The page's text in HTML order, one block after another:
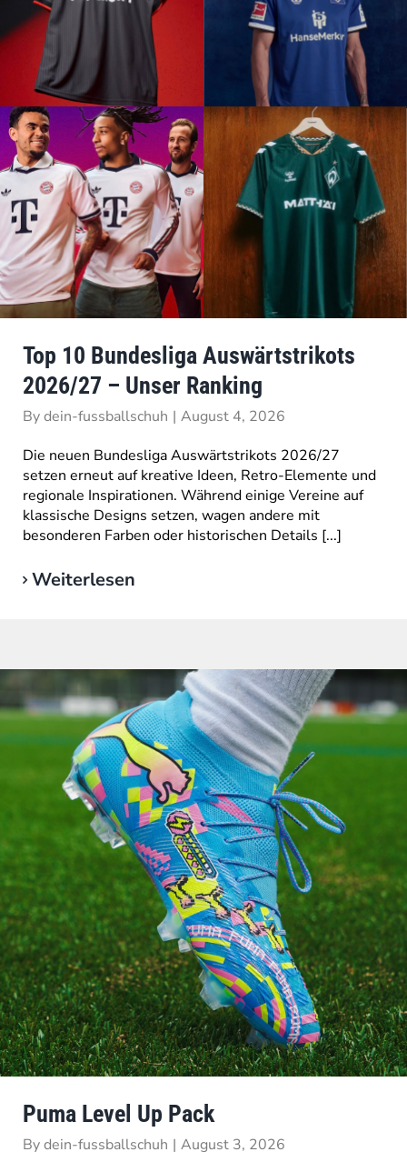
Top 10 Bundesliga Auswärtstrikots
2026/27 – Unser Ranking
Bydein-fussballschuh | August 4, 2026
Die neuen Bundesliga Auswärtstrikots 2026/27
setzen erneut auf kreative Ideen, Retro-Elemente und
regionale Inspirationen. Während einige Vereine auf
klassische Designs setzen, wagen andere mit
besonderen Farben oder historischen Details [...]
Weiterlesen
Puma Level Up Pack
Bydein-fussballschuh | August 3, 2026